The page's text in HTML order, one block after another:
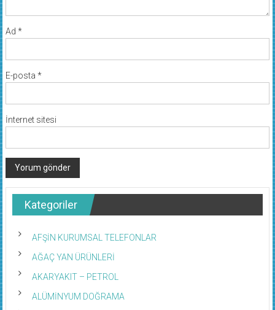
Ad *
E-posta *
İnternet sitesi
Kategoriler
AFŞİN KURUMSAL TELEFONLAR
AĞAÇ YAN ÜRÜNLERİ
AKARYAKIT – PETROL
ALÜMİNYUM DOĞRAMA